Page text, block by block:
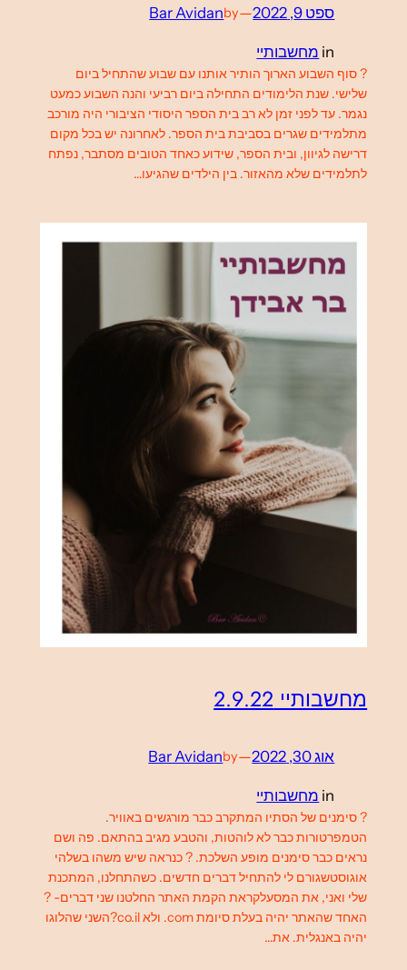
ספט 9, 2022 —
by
Bar Avidan
in מחשבותיי
? סוף השבוע הארוך הותיר אותנו עם שבוע שהתחיל ביום
שלישי. שנת הלימודים התחילה ביום רביעי והנה השבוע כמעט
נגמר. עד לפני זמן לא רב בית הספר היסודי הציבורי היה מורכב
מתלמידים שגרים בסביבת בית הספר. לאחרונה יש בכל מקום
דרישה לגיוון, ובית הספר, שידוע כאחד הטובים מסתבר, נפתח
לתלמידים שלא מהאזור. בין הילדים שהגיעו…
מחשבותיי 2.9.22
אוג 30, 2022 —
by
Bar Avidan
in מחשבותיי
? סימנים של הסתיו המתקרב כבר מורגשים באוויר.
הטמפרטורות כבר לא לוהטות, והטבע מגיב בהתאם. פה ושם
נראים כבר סימנים מופע השלכת. ? כנראה שיש משהו בשלהי
אוגוסטשגורם לי להתחיל דברים חדשים. כשהתחלנו, המתכנת
שלי ואני, את המסעלקראת הקמת האתר החלטנו שני דברים- ?
האחד שהאתר יהיה בעלת סיומת com. ולא co.il?השני שהלוגו
יהיה באנגלית. את…